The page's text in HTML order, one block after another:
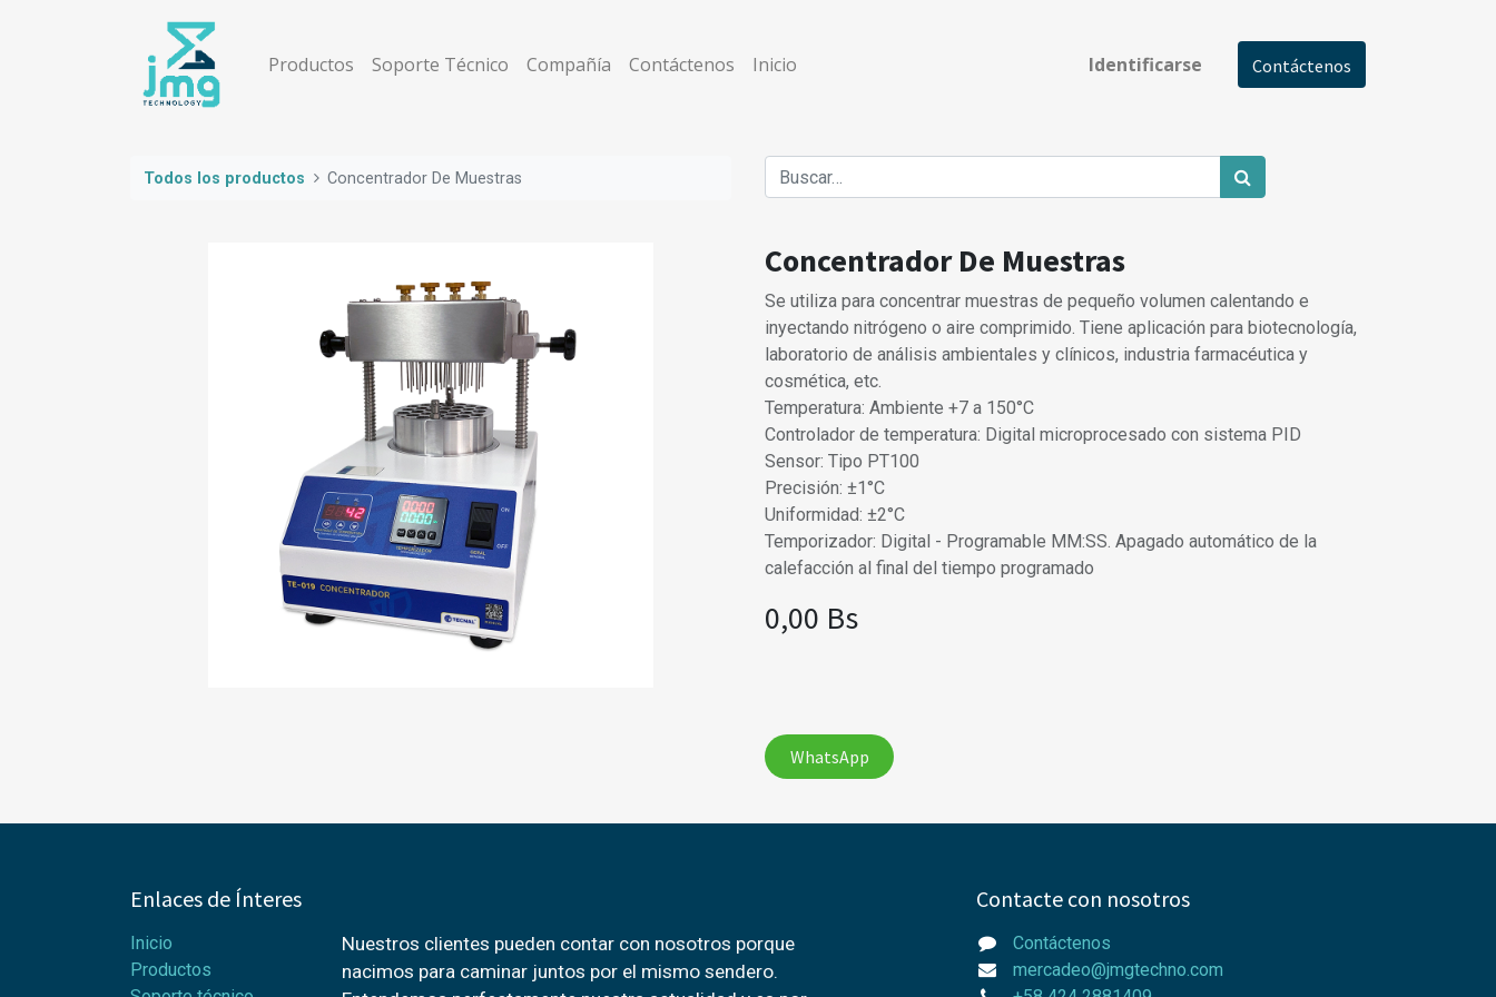
Productos Soporte Técnico Compañía Contáctenos Inicio Identificarse Contáctenos
Todos los productos Concentrador De Muestras
Concentrador De Muestras
Se utiliza para concentrar muestras de pequeño volumen calentando e
inyectando nitrógeno o aire comprimido. Tiene aplicación para biotecnología,
laboratorio de análisis ambientales y clínicos, industria farmacéutica y
cosmética, etc.
Temperatura: Ambiente +7 a 150°C
Controlador de temperatura: Digital microprocesado con sistema PID
Sensor: Tipo PT100
Precisión: ±1°C
Uniformidad: ±2°C
Temporizador: Digital - Programable MM:SS. Apagado automático de la
calefacción al final del tiempo programado
0,00 Bs
WhatsApp
Enlaces de Ínteres
Inicio
Productos
Nuestros clientes pueden contar con nosotros porque
nacimos para caminar juntos por el mismo sendero.
Contacte con nosotros
Contáctenos
mercadeo@jmgtechno.com